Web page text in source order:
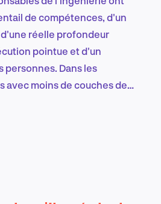
EN
de compétences, d'un
réelle profondeur
pointue et d'un
personnes. Dans les
avec moins de couches de
s'adaptent en
de compétences en points